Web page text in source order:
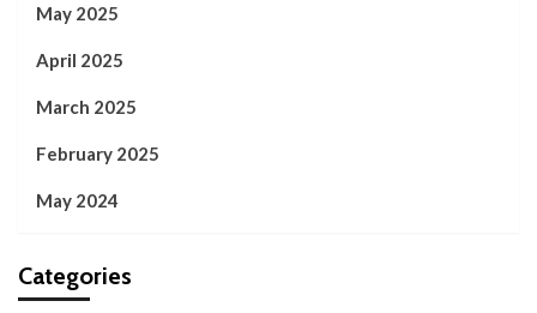
May 2025
April 2025
March 2025
February 2025
May 2024
Categories